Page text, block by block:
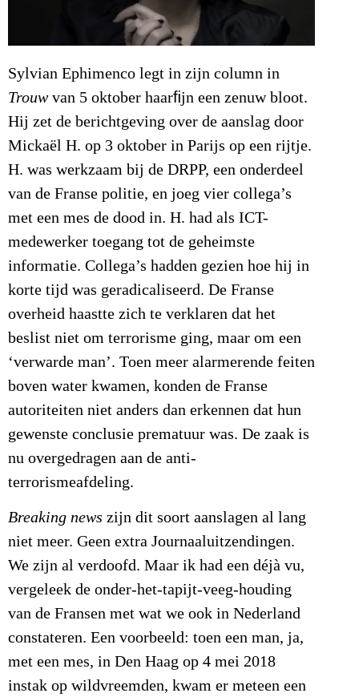
Sylvian Ephimenco legt in zijn column in
Trouwvan 5 oktober haarﬁjn een zenuw bloot.
Hij zet de berichtgeving over de aanslag door
Mickaël H. op 3 oktober in Parijs op een rijtje.
H. was werkzaam bij de DRPP, een onderdeel
van de Franse politie, en joeg vier collega’s
met een mes de dood in. H. had als ICT-
medewerker toegang tot de geheimste
informatie. Collega’s hadden gezien hoe hij in
korte tijd was geradicaliseerd. De Franse
overheid haastte zich te verklaren dat het
beslist niet om terrorisme ging, maar om een
‘verwarde man’. Toen meer alarmerende feiten
boven water kwamen, konden de Franse
autoriteiten niet anders dan erkennen dat hun
gewenste conclusie prematuur was. De zaak is
nu overgedragen aan de anti-
terrorismeafdeling.
Breaking news zijn dit soort aanslagen al lang
niet meer. Geen extra Journaaluitzendingen.
We zijn al verdoofd. Maar ik had een déjà vu,
vergeleek de onder-het-tapijt-veeg-houding
van de Fransen met wat we ook in Nederland
constateren. Een voorbeeld: toen een man, ja,
met een mes, in Den Haag op 4 mei 2018
instak op wildvreemden, kwam er meteen een